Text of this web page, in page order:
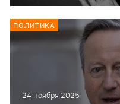
24 ноября 2025
ПОЛИТИКА